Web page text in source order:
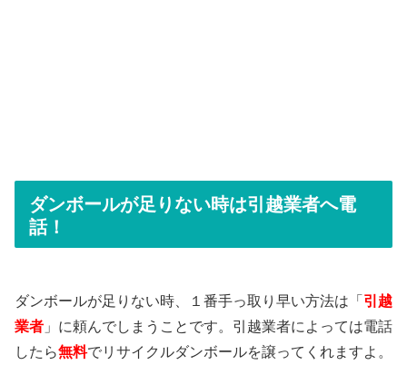
ダンボールが足りない時は引越業者へ電
話！
ダンボールが足りない時、１番手っ取り早い方法は「引越
業者 」に頼んでしまうことです。引越業者によっては電話
したら無料でリサイクルダンボールを譲ってくれますよ。